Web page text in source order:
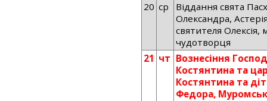
20 ср
Віддання свята
Олександра,
святителя Олексія,
чудотворця
21 чт Вознесіння
Костянтина та
Костянтина та
Федора,